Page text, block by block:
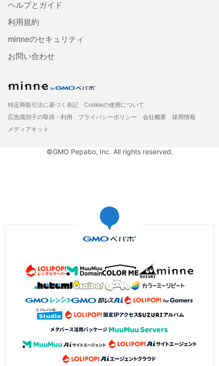
ヘルプとガイド
利用規約
minneのセキュリティ
お問い合わせ
特定商取引法に基づく表記
Cookieの使用について
広告識別子の取得・利用
プライバシーポリシー 会社概要
採用情報
メディアキット
©GMO Pepabo, Inc. All rights reserved.